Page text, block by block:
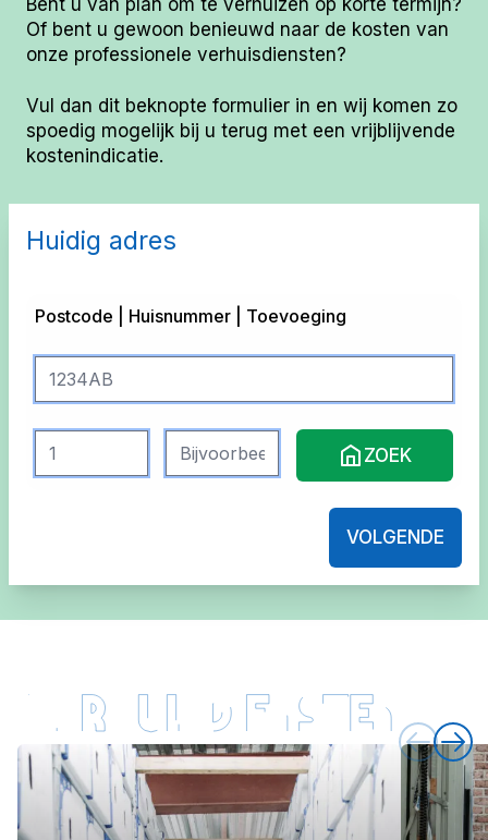
Bent u van plan om te verhuizen op korte termijn?
Of bent u gewoon benieuwd naar de kosten van
onze professionele verhuisdiensten?
Vul dan dit beknopte formulier in en wij komen zo
spoedig mogelijk bij u terug met een vrijblijvende
kostenindicatie.
Huidig adres
Postcode | Huisnummer | Toevoeging
ZOEK
VOLGENDE